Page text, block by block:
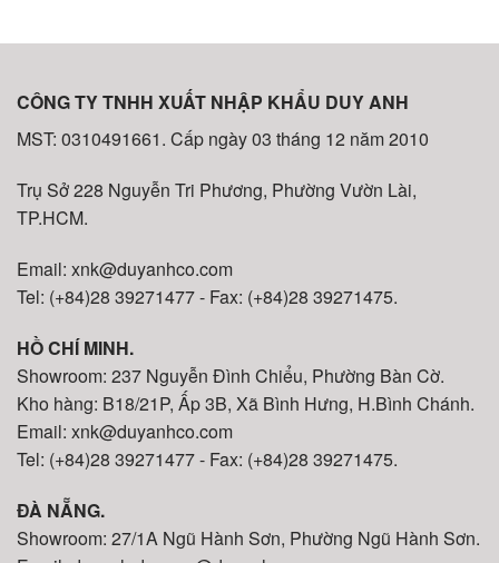
CÔNG TY TNHH XUẤT NHẬP KHẨU DUY ANH
MST: 0310491661. Cấp ngày 03 tháng 12 năm 2010
Trụ Sở 228 Nguyễn Tri Phương, Phường Vườn Lài,
TP.HCM.
Email: xnk@duyanhco.com
Tel: (+84)28 39271477 - Fax: (+84)28 39271475.
HỒ CHÍ MINH.
Showroom: 237 Nguyễn Đình Chiểu, Phường Bàn Cờ.
Kho hàng: B18/21P, Ấp 3B, Xã Bình Hưng, H.Bình Chánh.
Email: xnk@duyanhco.com
Tel: (+84)28 39271477 - Fax: (+84)28 39271475.
ĐÀ NẴNG.
Showroom: 27/1A Ngũ Hành Sơn, Phường Ngũ Hành Sơn.